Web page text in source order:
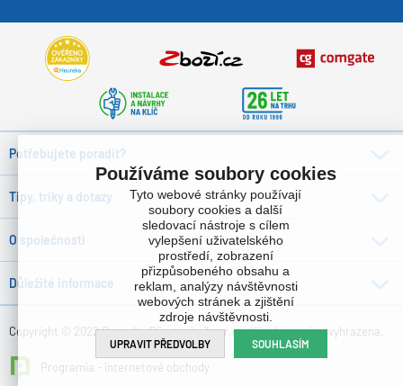
Potřebujete poradit?
Tipy, triky a dotazy
O společnosti
Důležité informace
Copyright © 2022 Consulta Bürotechnik s.r.o. , Všechna práva vyhrazena.
Programia - internetové obchody
Používáme soubory cookies
Tyto webové stránky používají
soubory cookies a další
sledovací nástroje s cílem
vylepšení uživatelského
prostředí, zobrazení
přizpůsobeného obsahu a
reklam, analýzy návštěvnosti
webových stránek a zjištění
zdroje návštěvnosti.
UPRAVIT PŘEDVOLBY SOUHLASÍM